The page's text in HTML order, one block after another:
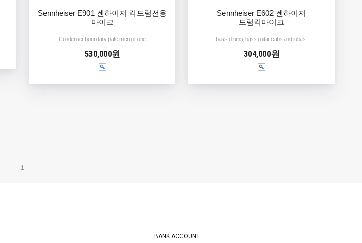
Sennheiser E901 젠하이져 킥드럼전용
마이크
Condenser boundary plate microphone
530,000원
Sennheiser E602 젠하이져
드럼킥마이크
bass drums, bass guitar cabs and tubas.
304,000원
1
BANK ACCOUNT